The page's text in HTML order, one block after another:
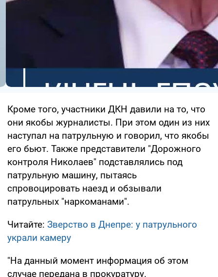
Кроме того, участники ДКН давили на то, что
они якобы журналисты. При этом один из них
наступал на патрульную и говорил, что якобы
его бьют. Также представители "Дорожного
контроля Николаев" подставлялись под
патрульную машину, пытаясь
спровоцировать наезд и обзывали
патрульных "наркоманами".
Читайте: Зверство в Днепре: у патрульного
украли камеру
"На данный момент информация об этом
случае передана в прокуратуру.